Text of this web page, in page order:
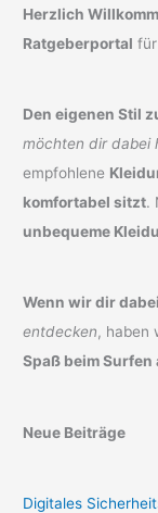
Herzlich
Ratgeberportal
Den eigenen Stil
möchten dir dabei
empfohlene
komfortabel sitzt.
unbequeme
Wenn wir dir
entdecken, haben
Spaß beim
Neue Beiträge
Digitales